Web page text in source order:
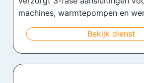
machines, warmtepompen en
Bekijk dienst